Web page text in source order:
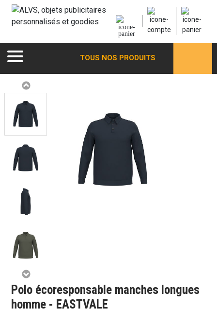
TOUS NOS PRODUITS
Polo écoresponsable manches longues
homme - EASTVALE